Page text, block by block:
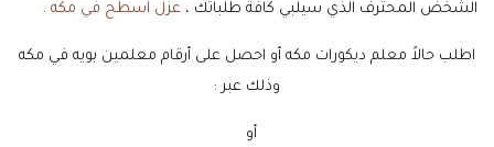
الشخض المحترف الذي سيلبي كافة طلباتك ، عزل اسطح في مكه .
اطلب حالاً معلم ديكورات مكه أو احصل على أرقام معلمين بويه في مكه
وذلك عبر :
أو